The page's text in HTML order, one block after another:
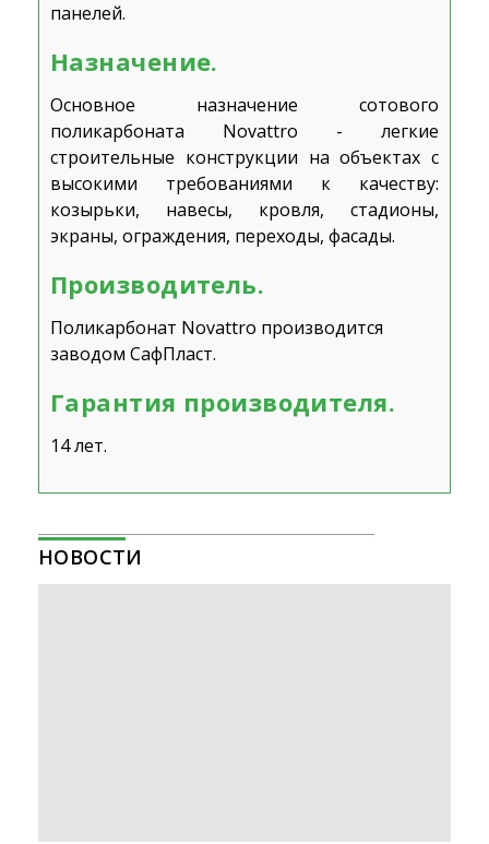
НОВОСТИ
панелей.
Назначение.
Основное назначение сотового
поликарбоната Novattro - легкие
строительные конструкции на объектах с
высокими требованиями к качеству:
козырьки, навесы, кровля, стадионы,
экраны, ограждения, переходы, фасады.
Производитель.
Поликарбонат Novattro производится
заводом СафПласт.
Гарантия производителя.
14 лет.